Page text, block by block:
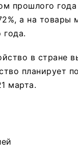
прошлого
а на товары
в стране
планирует
марта.